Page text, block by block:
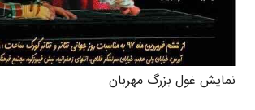
نمایش غول بزرگ مهربان